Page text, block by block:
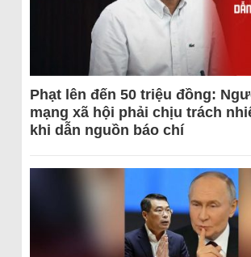
Phạt lên đến 50 triệu đồng:
mạng xã hội phải chịu trách
khi dẫn nguồn báo chí